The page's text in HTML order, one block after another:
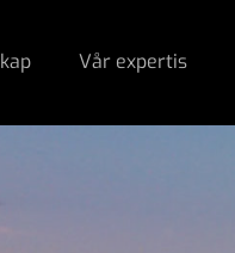
Vår expertis